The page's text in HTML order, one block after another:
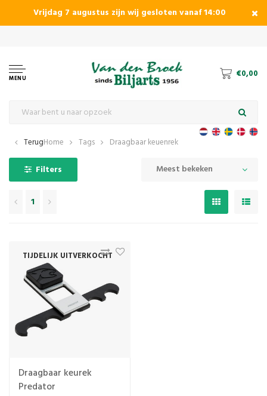
Vrijdag 7 augustus zijn wij gesloten vanaf 14:00
MENU €0,00
TerugHome Tags Draagbaar keuenrek
Filters Meest bekeken
1
TIJDELIJK UITVERKOCHT
Draagbaar keurek
Predator